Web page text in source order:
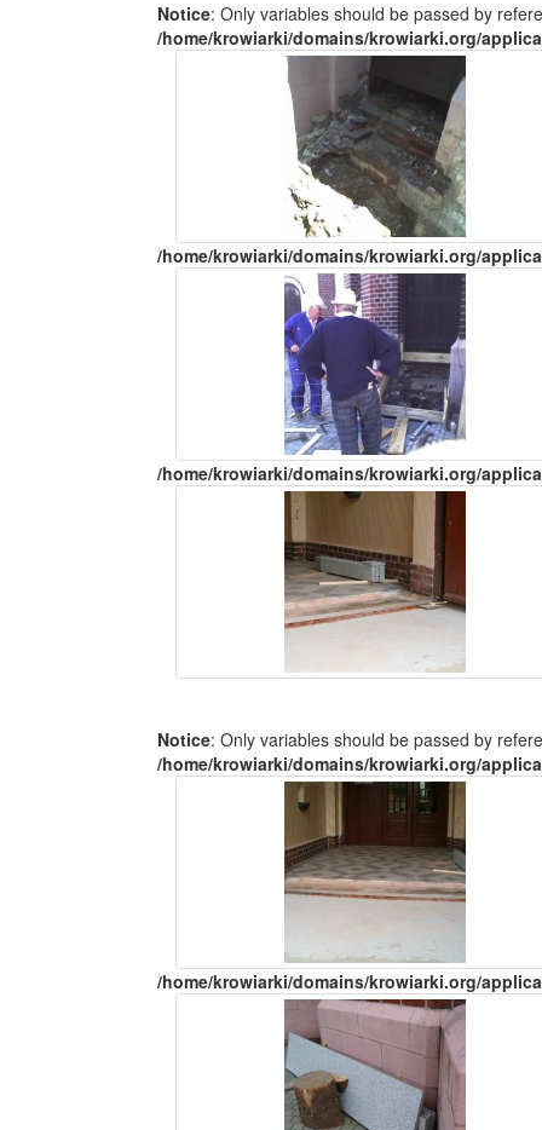
Notice: Only variables should be passed by
/home/krowiarki/domains/krowiarki.org/
/home/krowiarki/domains/krowiarki.org/
/home/krowiarki/domains/krowiarki.org/
Notice: Only variables should be passed by
/home/krowiarki/domains/krowiarki.org/
/home/krowiarki/domains/krowiarki.org/